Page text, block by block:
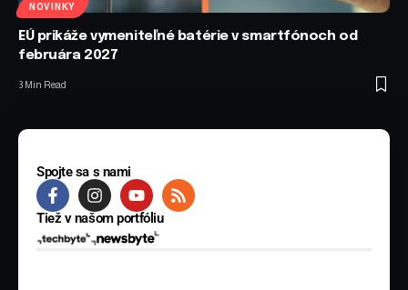
NOVINKY
EÚ prikáže vymeniteľné batérie v smartfónoch od
februára 2027
3 Min Read
Spojte sa s nami
Tiež v našom portfóliu